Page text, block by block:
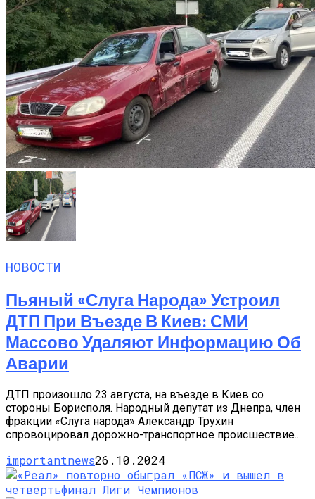
НОВОСТИ
Пьяный «слуга Народа» Устроил
ДТП При Въезде В Киев: СМИ
Массово Удаляют Информацию Об
Аварии
ДТП произошло 23 августа, на въезде в Киев со
стороны Борисполя. Народный депутат из Днепра, член
фракции «Слуга народа» Александр Трухин
спровоцировал дорожно-транспортное происшествие...
importantnews26.10.2024